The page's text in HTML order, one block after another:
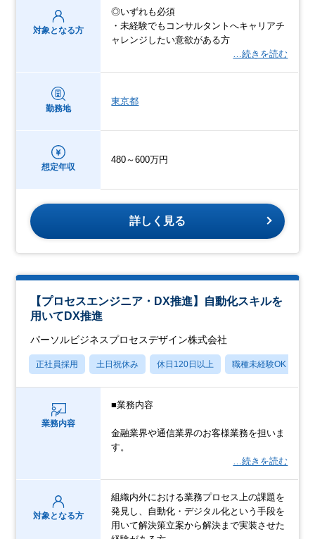
対象となる方
◎いずれも必須
・未経験でもコンサルタントへキャリアチ
ャレンジしたい意欲がある方
…続きを読む
勤務地
東京都
想定年収
480～600万円
詳しく見る
【プロセスエンジニア・DX推進】自動化スキルを
用いてDX推進
パーソルビジネスプロセスデザイン株式会社
正社員採用 土日祝休み 休日120日以上 職種未経験OK
業務内容
■業務内容
金融業界や通信業界のお客様業務を担いま
す。
…続きを読む
対象となる方
組織内外における業務プロセス上の課題を
発見し、自動化・デジタル化という手段を
用いて解決策立案から解決まで実装させた